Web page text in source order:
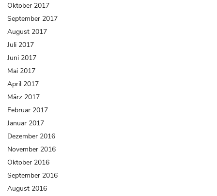
Oktober 2017
September 2017
August 2017
Juli 2017
Juni 2017
Mai 2017
April 2017
März 2017
Februar 2017
Januar 2017
Dezember 2016
November 2016
Oktober 2016
September 2016
August 2016